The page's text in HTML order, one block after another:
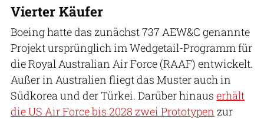
Vierter Käufer
Boeing hatte das zunächst 737 AEW&C genannte
Projekt ursprünglich im Wedgetail-Programm für
die Royal Australian Air Force (RAAF) entwickelt.
Außer in Australien fliegt das Muster auch in
Südkorea und der Türkei. Darüber hinaus erhält
die US Air Force bis 2028 zwei Prototypen zur